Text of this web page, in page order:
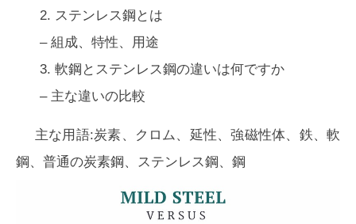
2. ステンレス鋼とは
– 組成、特性、用途
3. 軟鋼とステンレス鋼の違いは何ですか
– 主な違いの比較
主な用語:炭素、クロム、延性、強磁性体、鉄、軟
鋼、普通の炭素鋼、ステンレス鋼、鋼